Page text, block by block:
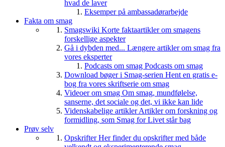
hvad de laver
Eksemper på ambassadørarbejde
Fakta om smag
Smagswiki Korte faktaartikler om smagens
forskellige aspekter
Gå i dybden med... Længere artikler om smag fra
vores eksperter
Podcasts om smag Podcasts om smag
Download bøger i Smag-serien Hent en gratis e-
bog fra vores skriftserie om smag
Videoer om smag Om smag, mundfølelse,
sanserne, det sociale og det, vi ikke kan lide
Videnskabelige artiklerArtikler om forskning og
formidling, som Smag for Livet står bag
Prøv selv
OpskrifterHer finder du opskrifter med både